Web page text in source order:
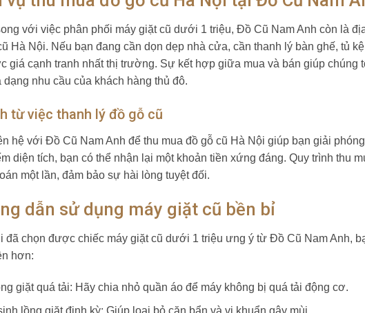
với việc phân phối máy giặt cũ dưới 1 triệu, Đồ Cũ Nam Anh còn là
Hà Nội. Nếu bạn đang cần dọn dẹp nhà cửa, cần thanh lý bàn ghế, tủ
giá cạnh tranh nhất thị trường. Sự kết hợp giữa mua và bán giúp chúng
dạng nhu cầu của khách hàng thủ đô.
từ việc thanh lý đồ gỗ cũ
hệ với Đồ Cũ Nam Anh để thu mua đồ gỗ cũ Hà Nội giúp bạn giải
diện tích, bạn có thể nhận lại một khoản tiền xứng đáng. Quy trình thu
một lần, đảm bảo sự hài lòng tuyệt đối.
dẫn sử dụng máy giặt cũ bền bỉ
đã chọn được chiếc máy giặt cũ dưới 1 triệu ưng ý từ Đồ Cũ Nam Anh,
hơn:
giặt quá tải: Hãy chia nhỏ quần áo để máy không bị quá tải động cơ.